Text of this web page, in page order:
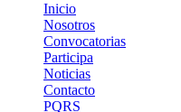
Inicio
Nosotros
Convocatorias
Participa
Noticias
Contacto
PQRS